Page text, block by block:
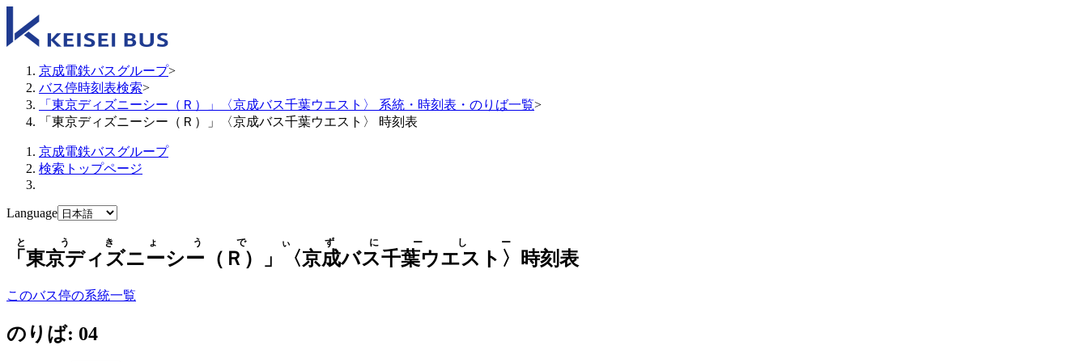
京成電鉄バスグループ>
バス停時刻表検索>
「東京ディズニーシー（Ｒ）」〈京成バス千葉ウエスト〉 系統・時刻表・のりば一覧>
「東京ディズニーシー（Ｒ）」〈京成バス千葉ウエスト〉 時刻表
京成電鉄バスグループ
検索トップページ
Language
「東京ディズニーシー（Ｒ）」〈京成バス千葉ウエスト〉
とうきょうでぃずにーしー
時刻表
このバス停の系統一覧
のりば: 04